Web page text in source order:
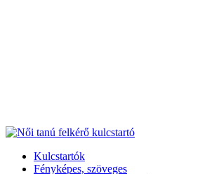
Kulcstartók
Fényképes, szöveges